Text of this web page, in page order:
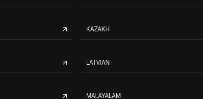
KAZAKH
LATVIAN
MALAYALAM